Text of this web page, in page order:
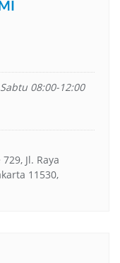
08:00-12:00
Jl. Raya
11530,